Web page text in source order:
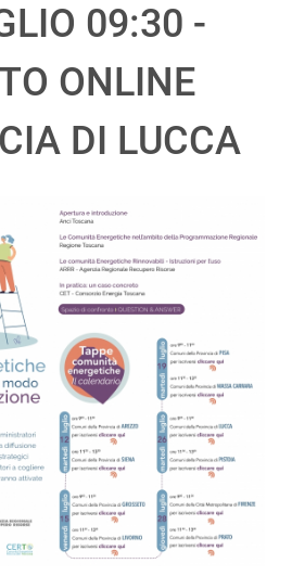
09:30 -
ONLINE
DI LUCCA